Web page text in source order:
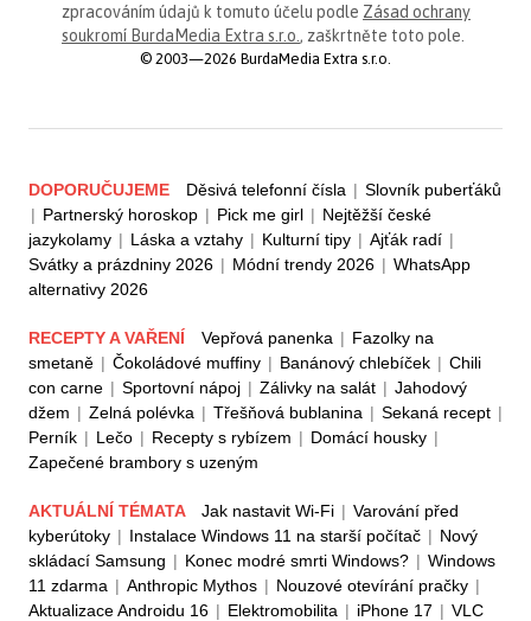
zpracováním údajů k tomuto účelu podle Zásad ochrany
soukromí BurdaMedia Extra s.r.o. , zaškrtněte toto pole.
© 2003—2026 BurdaMedia Extra s.r.o.
DOPORUČUJEME Děsivá telefonní čísla | Slovník puberťáků
| Partnerský horoskop | Pick me girl | Nejtěžší české
jazykolamy | Láska a vztahy | Kulturní tipy | Ajťák radí |
Svátky a prázdniny 2026 | Módní trendy 2026 | WhatsApp
alternativy 2026
RECEPTY A VAŘENÍ Vepřová panenka | Fazolky na
smetaně | Čokoládové muffiny | Banánový chlebíček | Chili
con carne | Sportovní nápoj | Zálivky na salát | Jahodový
džem | Zelná polévka | Třešňová bublanina | Sekaná recept |
Perník | Lečo | Recepty s rybízem | Domácí housky |
Zapečené brambory s uzeným
AKTUÁLNÍ TÉMATA Jak nastavit Wi-Fi | Varování před
kyberútoky | Instalace Windows 11 na starší počítač | Nový
skládací Samsung | Konec modré smrti Windows? | Windows
11 zdarma | Anthropic Mythos | Nouzové otevírání pračky |
Aktualizace Androidu 16 | Elektromobilita | iPhone 17 | VLC